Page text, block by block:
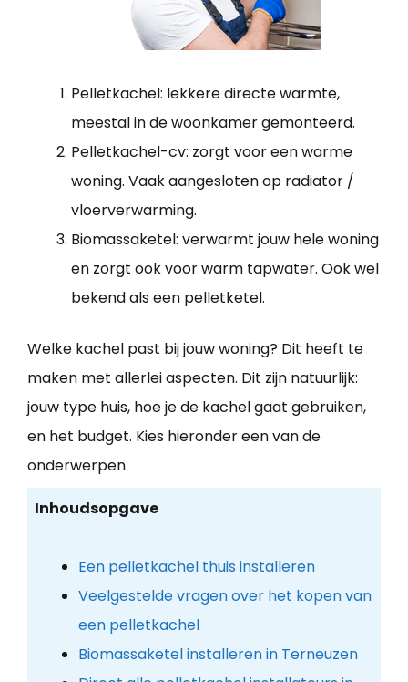
Pelletkachel: lekkere directe warmte,
meestal in de woonkamer gemonteerd.
Pelletkachel-cv: zorgt voor een warme
woning. Vaak aangesloten op radiator /
vloerverwarming.
Biomassaketel: verwarmt jouw hele woning
en zorgt ook voor warm tapwater. Ook wel
bekend als een pelletketel.
Welke kachel past bij jouw woning? Dit heeft te
maken met allerlei aspecten. Dit zijn natuurlijk:
jouw type huis, hoe je de kachel gaat gebruiken,
en het budget. Kies hieronder een van de
onderwerpen.
Inhoudsopgave
Een pelletkachel thuis installeren
Veelgestelde vragen over het kopen van
een pelletkachel
Biomassaketel installeren in Terneuzen